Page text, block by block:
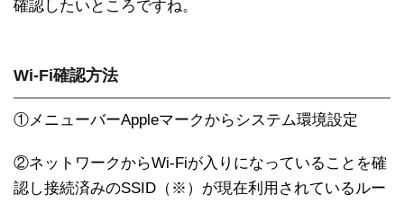
確認したいところですね。
Wi-Fi確認方法
①メニューバーAppleマークからシステム環境設定
②ネットワークからWi-Fiが入りになっていることを確
認し接続済みのSSID（※）が現在利用されているルー